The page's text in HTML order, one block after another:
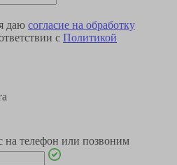
даю согласие на обработку
с Политикой
телефон или позвоним